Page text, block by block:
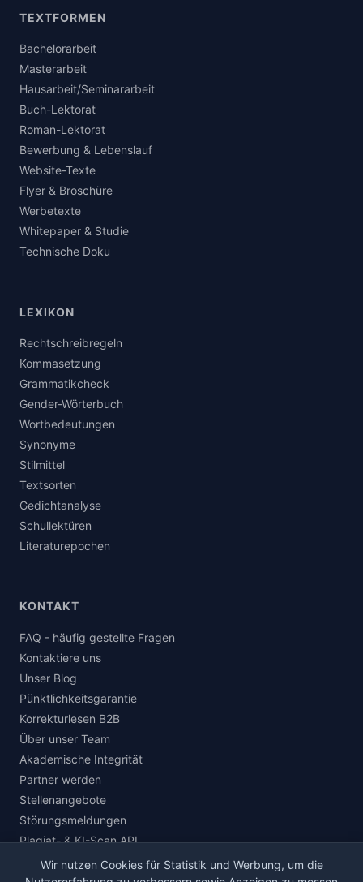
TEXTFORMEN
Bachelorarbeit
Masterarbeit
Hausarbeit/Seminararbeit
Buch-Lektorat
Roman-Lektorat
Bewerbung & Lebenslauf
Website-Texte
Flyer & Broschüre
Werbetexte
Whitepaper & Studie
Technische Doku
LEXIKON
Rechtschreibregeln
Kommasetzung
Grammatikcheck
Gender-Wörterbuch
Wortbedeutungen
Synonyme
Stilmittel
Textsorten
Gedichtanalyse
Schullektüren
Literaturepochen
KONTAKT
FAQ - häufig gestellte Fragen
Kontaktiere uns
Unser Blog
Pünktlichkeitsgarantie
Korrekturlesen B2B
Über unser Team
Akademische Integrität
Partner werden
Stellenangebote
Störungsmeldungen
Plagiat- & KI-Scan API
Wir nutzen Cookies für Statistik und Werbung, um die